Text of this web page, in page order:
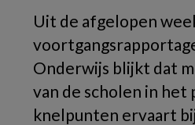
Uit de afgelopen
Onderwijs blijkt dat
van de scholen in
knelpunten ervaart